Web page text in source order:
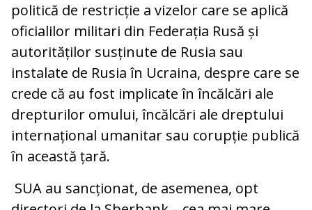
politică de restricție a vizelor care se aplică
oficialilor militari din Federația Rusă și
autorităților susținute de Rusia sau
instalate de Rusia în Ucraina, despre care se
crede că au fost implicate în încălcări ale
drepturilor omului, încălcări ale dreptului
internațional umanitar sau corupție publică
în această țară.
SUA au sancționat, de asemenea, opt